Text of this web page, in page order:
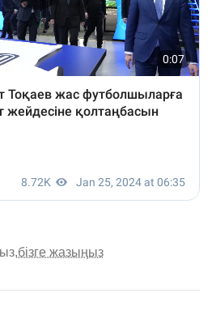
бізге жазыңыз